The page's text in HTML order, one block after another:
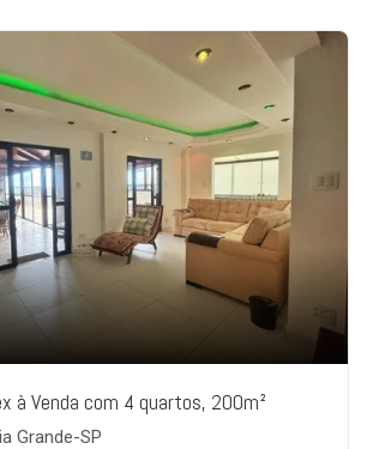
à Venda com 4 quartos, 200m²
Grande-SP